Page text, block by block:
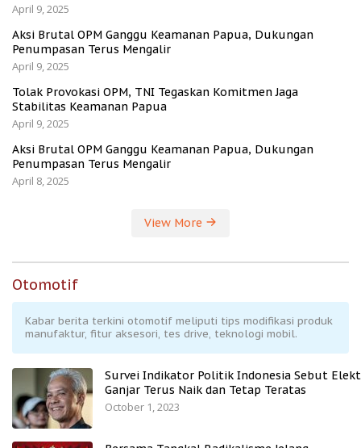
April 9, 2025
Aksi Brutal OPM Ganggu Keamanan Papua, Dukungan
Penumpasan Terus Mengalir
April 9, 2025
Tolak Provokasi OPM, TNI Tegaskan Komitmen Jaga
Stabilitas Keamanan Papua
April 9, 2025
Aksi Brutal OPM Ganggu Keamanan Papua, Dukungan
Penumpasan Terus Mengalir
April 8, 2025
View More
Otomotif
Kabar berita terkini otomotif meliputi tips modifikasi produk
manufaktur, fitur aksesori, tes drive, teknologi mobil.
Survei Indikator Politik Indonesia Sebut
Ganjar Terus Naik dan Tetap Teratas
October 1, 2023